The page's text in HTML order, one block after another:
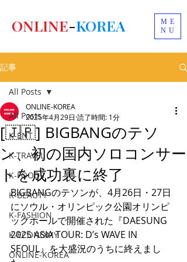
ME
NU
ONLINE-KOREA
記事
All Posts
K-ENT
K-TRAVEL
K-FOODS
K-BEAUTY
K-FASHION
K-ECONOMY
ONLINE-KOREA
All Posts
[🇯🇵] BIGBANGのテソ
ン、初の国内ソロコンサー
トを成功裏に終了
ONLINE-KOREA
2025年4月29日 読了時間: 1分
BIGBANGのテソンが、4月26日・27日
にソウル・オリンピック公園オリンピ
ックホールで開催された『DAESUNG
2025 ASIA TOUR: D’s WAVE IN
SEOUL』を大盛況のうちに終えまし